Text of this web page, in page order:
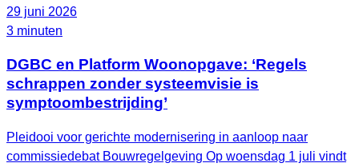
29 juni 2026
3 minuten
DGBC en Platform Woonopgave: ‘Regels
schrappen zonder systeemvisie is
symptoombestrijding’
Pleidooi voor gerichte modernisering in aanloop naar
commissiedebat Bouwregelgeving Op woensdag 1 juli vindt